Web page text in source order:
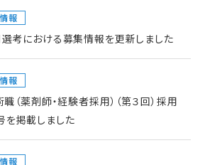
報
考における募集情報を更新しました
報
（薬剤師・経験者採用）（第３回）採用
掲載しました
報